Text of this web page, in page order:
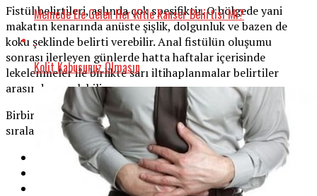
Fistül belirtileri, aslında çok spesifiktir. O bölgede yani
makatın kenarında anüste şişlik, dolgunluk ve bazen de
koku şeklinde belirti verebilir. Anal fistülün oluşumu
sonrası ilerleyen günlerde hatta haftalar içerisinde
lekelenmeler ile birlikte sarı iltihaplanmalar belirtiler
arasında yer alabilir.
Birbirini tetikleyerek ortaya çıkan bu belirtileri şu şekilde
sıralayabiliriz:
Makat üzerinde bulunan anal fistüle bağlı kanal girişi,
Makatta iltihaplanma,
Tuvalet esnasında görülen şiddetli ağrı,
Memede Ele Gelen Her Kitle Kanser Belirtisi Mi?
Kolit Kabusunuz Olmasın